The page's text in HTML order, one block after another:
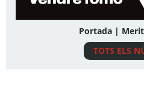
Portada |
TOTS ELS